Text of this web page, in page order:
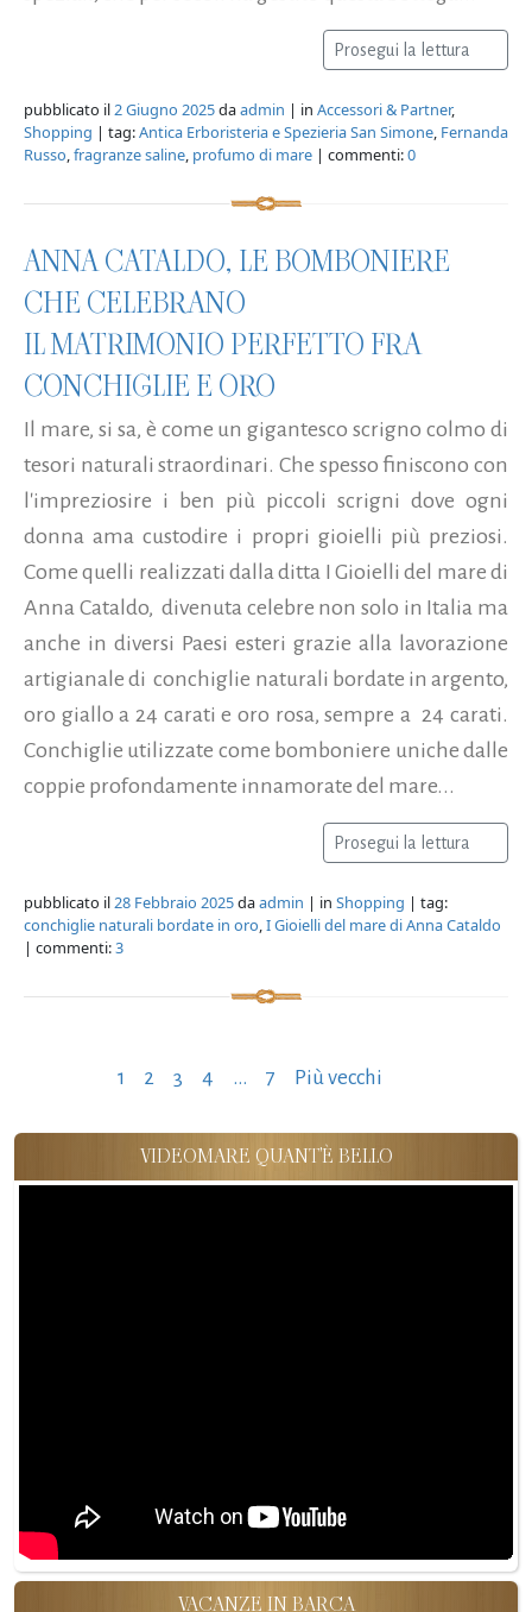
Prosegui la lettura
pubblicato il2 Giugno 2025daadmin | in Accessori & Partner,
Shopping | tag:Antica Erboristeria e Spezieria San Simone, Fernanda
Russo,fragranze saline, profumo di mare | commenti:0
ANNA CATALDO, LE BOMBONIERE
CHE CELEBRANO
IL MATRIMONIO PERFETTO FRA
CONCHIGLIE E ORO
Il mare, si sa, è come un gigantesco scrigno colmo di
tesori naturali straordinari. Che spesso finiscono con
l'impreziosire i ben più piccoli scrigni dove ogni
donna ama custodire i propri gioielli più preziosi.
Come quelli realizzati dalla ditta I Gioielli del mare di
Anna Cataldo, divenuta celebre non solo in Italia ma
anche in diversi Paesi esteri grazie alla lavorazione
artigianale di conchiglie naturali bordate in argento,
oro giallo a 24 carati e oro rosa, sempre a 24 carati.
Conchiglie utilizzate come bomboniere uniche dalle
coppie profondamente innamorate del mare...
Prosegui la lettura
pubblicato il28 Febbraio 2025daadmin | in Shopping | tag:
conchiglie naturali bordate in oro,I Gioielli del mare di Anna Cataldo
| commenti:3
Paginazione
articoli
1 2 3 4 … 7 Più vecchi
VIDEOMARE QUANT'È BELLO
VACANZE IN BARCA